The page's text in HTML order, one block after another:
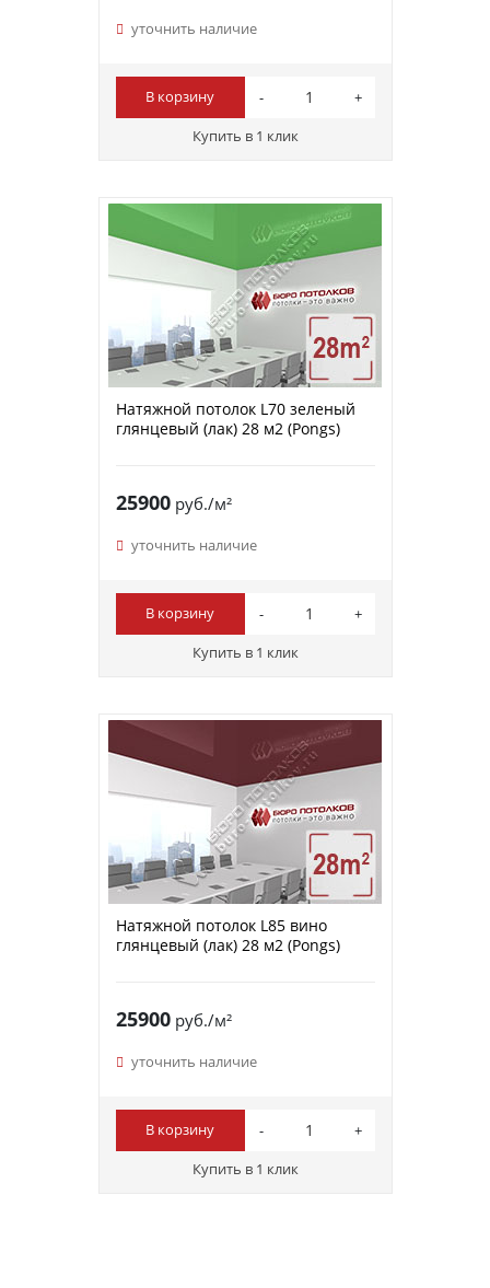
уточнить наличие
В корзину
Купить в 1 клик
Натяжной потолок L70 зеленый
глянцевый (лак) 28 м2 (Pongs)
25900руб./м²
уточнить наличие
В корзину
Купить в 1 клик
Натяжной потолок L85 вино
глянцевый (лак) 28 м2 (Pongs)
25900руб./м²
уточнить наличие
В корзину
Купить в 1 клик